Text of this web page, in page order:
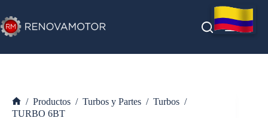
al
contenido
Inicio
/ Productos / Turbos y Partes / Turbos /
TURBO 6BT